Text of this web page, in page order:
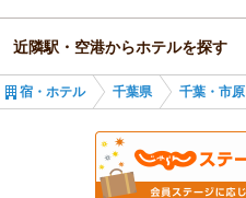
千葉・市原
市原
千葉県
千葉・市原
近隣駅・空港からホテルを探す
五井駅
宿・ホテル 千葉県 千葉・市原